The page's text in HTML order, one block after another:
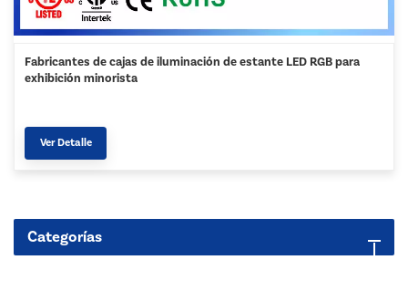
Fabricantes de cajas de iluminación de estante LED RGB para
exhibición minorista
Ver Detalle
Categorías